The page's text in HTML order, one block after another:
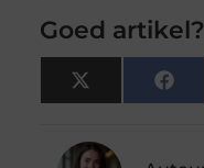
Goed
X
(Twitter)